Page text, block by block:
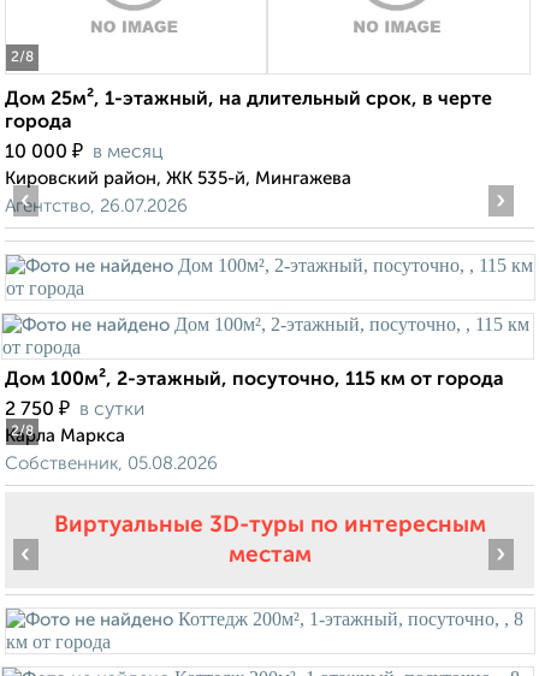
2/8
Дом 25м², 1-этажный, на длительный срок, в черте
города
10 000 ₽ в месяц
Кировский район, ЖК 535-й, Мингажева
Агентство, 26.07.2026
2/8
‹ ›
Дом 100м², 2-этажный, посуточно, 115 км от города
2 750 ₽ в сутки
Карла Маркса
Собственник, 05.08.2026
Виртуальные 3D-туры по интересным
местам
‹ ›